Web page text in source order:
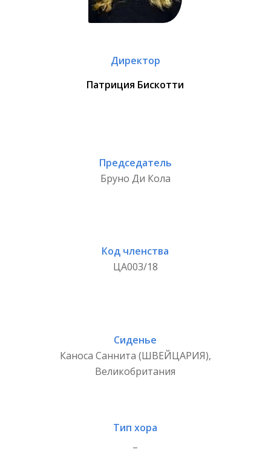
Директор
Патриция Бискотти
Председатель
Бруно Ди Кола
Код членства
ЦА003/18
Сиденье
Каноса Саннита (ШВЕЙЦАРИЯ),
Великобритания
Тип хора